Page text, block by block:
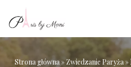
Przejdź
do
Strona główna» Zwiedzanie Paryża»